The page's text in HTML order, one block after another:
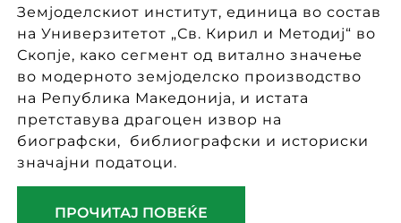
Земјоделскиот институт, единица во состав
на Универзитетот „Св. Кирил и Методиј“ во
Скопје, како сегмент од витално значење
во модерното земјоделско производство
на Република Македонија, и истата
претставува драгоцен извор на
биографски, библиографски и историски
значајни податоци.
ПРОЧИТАЈ ПОВЕЌЕ